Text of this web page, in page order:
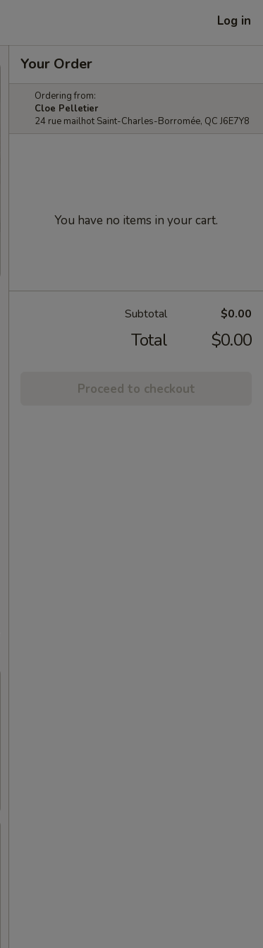
Log in
Your Order
Ordering from:
Cloe Pelletier
24 rue mailhot Saint-Charles-Borromée, QC J6E7Y8
You have no items in your cart.
Subtotal $0.00
Total $0.00
Proceed to checkout